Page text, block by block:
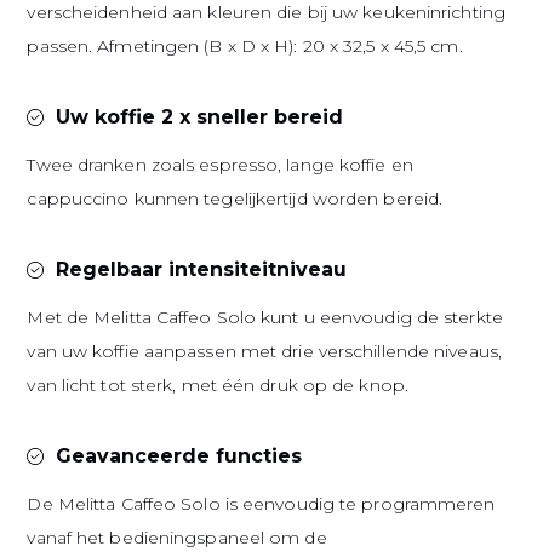
verscheidenheid aan kleuren die bij uw keukeninrichting
passen. Afmetingen (B x D x H): 20 x 32,5 x 45,5 cm.
Uw koffie 2 x sneller bereid
Twee dranken zoals espresso, lange koffie en
cappuccino kunnen tegelijkertijd worden bereid.
Regelbaar intensiteitniveau
Met de Melitta Caffeo Solo kunt u eenvoudig de sterkte
van uw koffie aanpassen met drie verschillende niveaus,
van licht tot sterk, met één druk op de knop.
Geavanceerde functies
De Melitta Caffeo Solo is eenvoudig te programmeren
vanaf het bedieningspaneel om de